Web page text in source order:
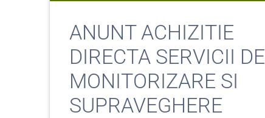
ANUNT ACHIZITIE
DIRECTA SERVICII DE
MONITORIZARE SI
SUPRAVEGHERE